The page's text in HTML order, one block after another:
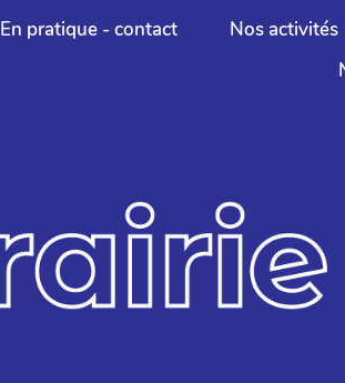
En pratique - contact Nos activités